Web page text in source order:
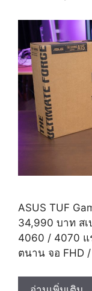
ASUS TUF
34,990 บาท ส
4060 / 4070 แ
ตนาน จอ FHD